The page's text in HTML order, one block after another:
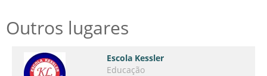
Outros lugares
Escola Kessler
Educação